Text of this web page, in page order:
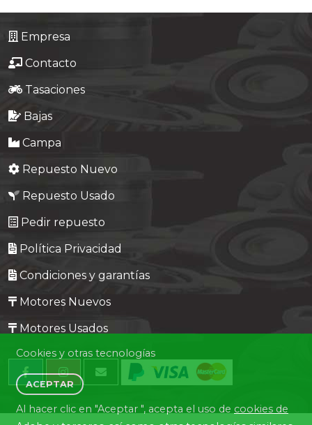
Empresa
Contacto
Tasaciones
Bajas
Campa
Repuesto Nuevo
Repuesto Usado
Pedir repuesto
Política Privacidad
Condiciones y garantías
Motores Nuevos
Motores Usados
Cookies y otras tecnologías
ACEPTAR
Al hacer clic en "Aceptar ", acepta el uso de cookies de